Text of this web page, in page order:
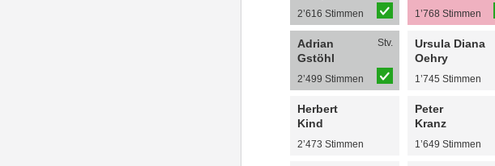
2’616 Stimmen
Adrian
Gstöhl
Stv.
2’499 Stimmen
Herbert
Kind
2’473 Stimmen
1’768 Stimmen
Ursula Diana
Oehry
1’745 Stimmen
Peter
Kranz
1’649 Stimmen